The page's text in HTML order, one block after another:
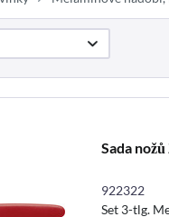
Sada
922322
Set 3-tlg.